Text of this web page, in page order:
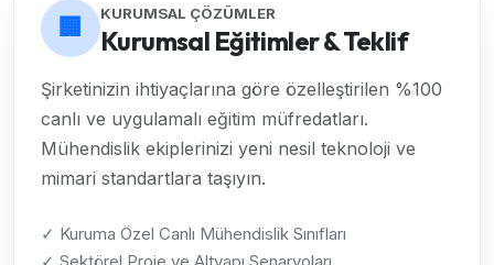
🏢 KURUMSAL ÇÖZÜMLER
Kurumsal Eğitimler & Teklif
Şirketinizin ihtiyaçlarına göre özelleştirilen %100
canlı ve uygulamalı eğitim müfredatları.
Mühendislik ekiplerinizi yeni nesil teknoloji ve
mimari standartlara taşıyın.
✓ Kuruma Özel Canlı Mühendislik Sınıfları